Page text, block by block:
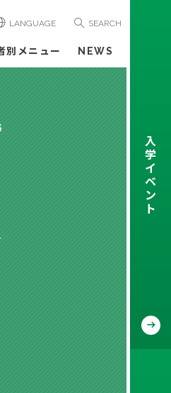
LANGUAGE SEARCH
別メニュー NEWS
入
学
イ
ベ
ン
ト